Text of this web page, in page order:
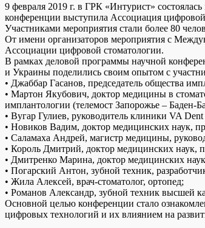
9 февраля 2019 г. в ГРК «Интурист»
конференции выступила Ассоциация
Участниками мероприятия стали более 80
От имени организаторов мероприятия с
Ассоциации цифровой стоматологии.
В рамках деловой программы научной
и Украины поделились своим опытом с
• Джаббар Гасанов, председатель общества
• Мартон Якубович, доктор медицины в
имплантологии (телемост Запорожье – Баден-
• Вугар Гулиев, руководитель клиники VA Dent
• Новиков Вадим, доктор медицинских наук,
• Саламаха Андрей, магистр медицины,
• Король Дмитрий, доктор медицинских наук,
• Дмитренко Марина, доктор медицинских
• Погарский Антон, зубной техник,
• Жила Алексей, врач-стоматолог, ортопед;
• Романов Александр, зубной техник высшей
Основной целью конференции стало
цифровых технологий и их влиянием на